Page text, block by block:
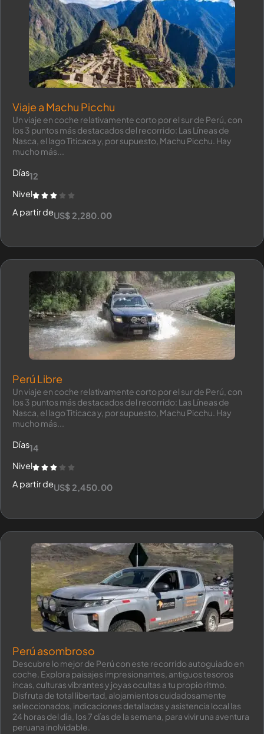
Viaje a Machu Picchu
Un viaje en coche relativamente corto por el sur de Perú, con
los 3 puntos más destacados del recorrido: Las Líneas de
Nasca, el lago Titicaca y, por supuesto, Machu Picchu. Hay
mucho más...
Días12
Nivel
A partir deUS$ 2,280.00
Perú Libre
Un viaje en coche relativamente corto por el sur de Perú, con
los 3 puntos más destacados del recorrido: Las Líneas de
Nasca, el lago Titicaca y, por supuesto, Machu Picchu. Hay
mucho más...
Días14
Nivel
A partir deUS$ 2,450.00
Perú asombroso
Descubre lo mejor de Perú con este recorrido autoguiado en
coche. Explora paisajes impresionantes, antiguos tesoros
incas, culturas vibrantes y joyas ocultas a tu propio ritmo.
Disfruta de total libertad, alojamientos cuidadosamente
seleccionados, indicaciones detalladas y asistencia local las
24 horas del día, los 7 días de la semana, para vivir una aventura
peruana inolvidable.